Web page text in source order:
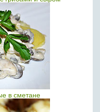
в сметане